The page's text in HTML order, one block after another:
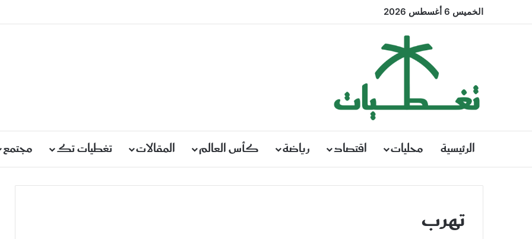
الخميس 6 أغسطس 2026
الرئيسية محليات اقتصاد رياضة كأس العالم المقالات تغطيات تك مجتمع
تهرب